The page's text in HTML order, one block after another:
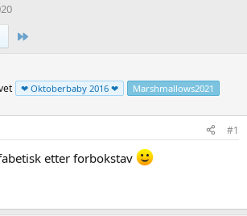
❤ Oktoberbaby 2016 ❤ Marshmallows2021
#1
etter forbokstav